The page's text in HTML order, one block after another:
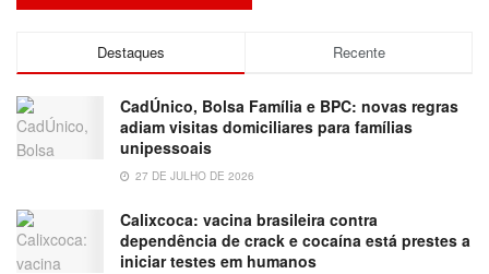
Destaques Recente
CadÚnico, Bolsa Família e BPC: novas regras
adiam visitas domiciliares para famílias
unipessoais
27 DE JULHO DE 2026
Calixcoca: vacina brasileira contra
dependência de crack e cocaína está prestes a
iniciar testes em humanos